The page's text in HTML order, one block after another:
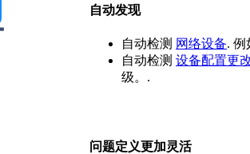
自动发现
自动检测 网络设备. 例
自动检测 设备配置更
级。.
问题定义更加灵活